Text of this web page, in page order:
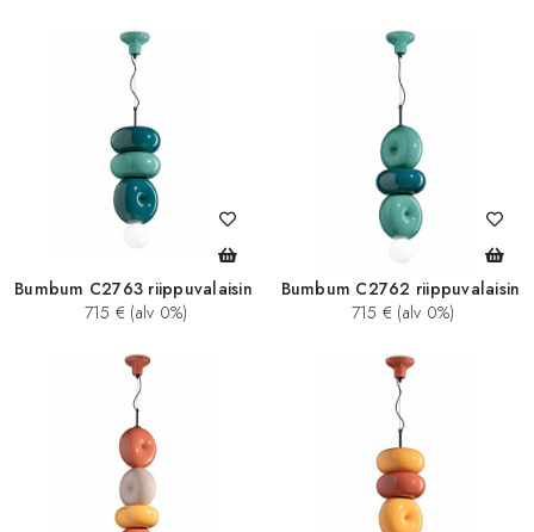
Bumbum C2763 riippuvalaisin
715 € (alv 0%)
Bumbum C2762 riippuvalaisin
715 € (alv 0%)